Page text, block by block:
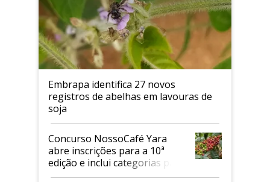
Embrapa identifica 27 novos
registros de abelhas em lavouras de
soja
Concurso NossoCafé Yara
abre inscrições para a 10ª
edição e inclui categorias para
cafés Canephora